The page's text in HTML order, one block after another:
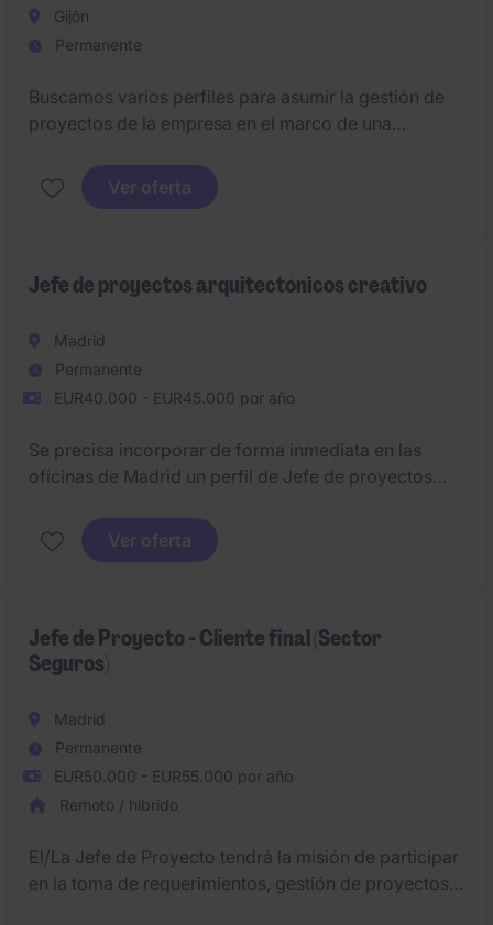
Gijón
Permanente
Buscamos varios perfiles para asumir la gestión de
proyectos de la empresa en el marco de una
de tubería, estructura y/o equipos.
Ver oferta
Jefe de proyectos arquitectónicos creativo
Madrid
Permanente
EUR40.000 - EUR45.000 por año
Se precisa incorporar de forma inmediata en las
oficinas de Madrid un perfil de Jefe de proyectos
propuestas arquitectónicas con solvencia desde la
concepción y con una clara sensibilidad por el
Valoramos especialmente a una persona apasionada
por la arquitectura.
Ver oferta
Jefe de Proyecto - Cliente final (Sector
Seguros)
Madrid
Permanente
EUR50.000 - EUR55.000 por año
Remoto / híbrido
El/La Jefe de Proyecto tendrá la misión de participar
en la toma de requerimientos, gestión de proyectos y